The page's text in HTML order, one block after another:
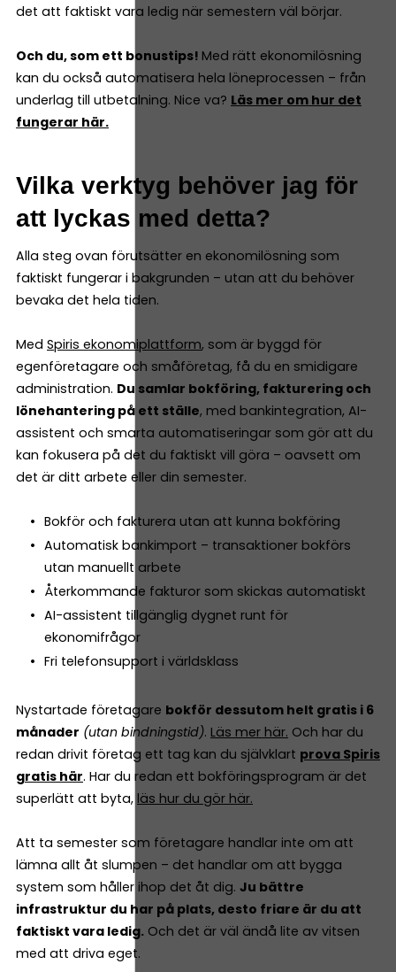
det att faktiskt vara ledig när semestern väl börjar.
Och du, som ett bonustips! Med rätt ekonomilösning
kan du också automatisera hela löneprocessen – från
underlag till utbetalning. Nice va? Läs mer om hur det
fungerar här.
Vilka verktyg behöver jag för
att lyckas med detta?
Alla steg ovan förutsätter en ekonomilösning som
faktiskt fungerar i bakgrunden – utan att du behöver
bevaka det hela tiden.
Med Spiris ekonomiplattform, som är byggd för
egenföretagare och småföretag, få du en smidigare
administration. Du samlar bokföring, fakturering och
lönehantering på ett ställe, med bankintegration, AI-
assistent och smarta automatiseringar som gör att du
kan fokusera på det du faktiskt vill göra – oavsett om
det är ditt arbete eller din semester.
Bokför och fakturera utan att kunna bokföring
Automatisk bankimport – transaktioner bokförs
utan manuellt arbete
Återkommande fakturor som skickas automatiskt
AI-assistent tillgänglig dygnet runt för
ekonomifrågor
Fri telefonsupport i världsklass
Nystartade företagare bokför dessutom helt gratis i 6
månader (utan bindningstid). Läs mer här. Och har du
redan drivit företag ett tag kan du självklart prova Spiris
gratis här. Har du redan ett bokföringsprogram är det
superlätt att byta, läs hur du gör här.
Att ta semester som företagare handlar inte om att
lämna allt åt slumpen – det handlar om att bygga
system som håller ihop det åt dig. Ju bättre
infrastruktur du har på plats, desto friare är du att
faktiskt vara ledig. Och det är väl ändå lite av vitsen
med att driva eget.